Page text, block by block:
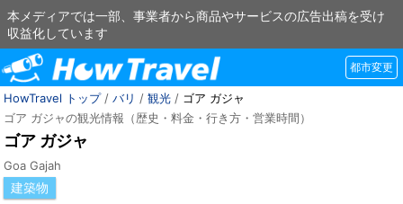
本メディアでは一部、事業者から商品やサービスの広告出稿を受け
収益化しています
都市変更
HowTravel トップ/ バリ / 観光 / ゴア ガジャ
ゴア ガジャの観光情報（歴史・料金・行き方・営業時間）
ゴア ガジャ
Goa Gajah
建築物